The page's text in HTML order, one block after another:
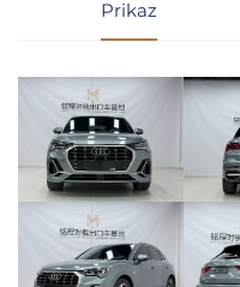
Prikaz